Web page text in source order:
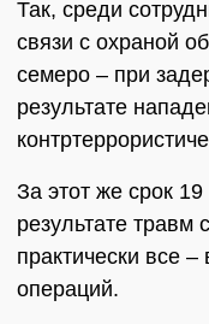
Так, среди
связи с охраной
семеро – при
результате
За этот же срок
результате травм
практически все –
операций.